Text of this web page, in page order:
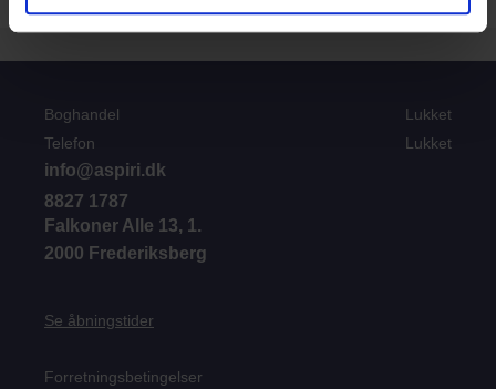
Diverse artikler til bl.a Revisorposten
info@aspiri.dk
8827 1787
Boghandel
Lukket
Telefon
Lukket
Falkoner Alle 13, 1.
2000 Frederiksberg
Se åbningstider
Forretningsbetingelser